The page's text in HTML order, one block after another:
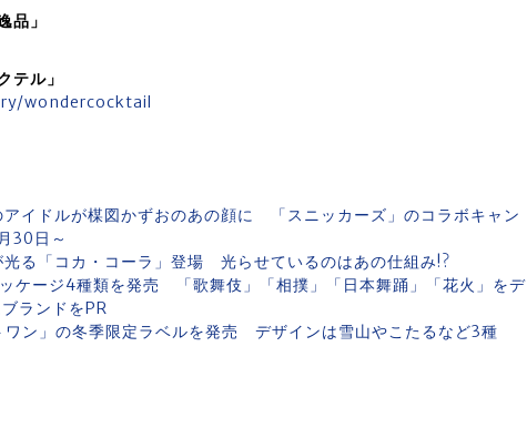
品」
テル」
wondercocktail
アイドルが楳図かずおのあの顔に 「スニッカーズ」のコラボキャン
30日～
光る「コカ・コーラ」登場 光らせているのはあの仕組み!?
ッケージ4種類を発売 「歌舞伎」「相撲」「日本舞踊」「花火」をデ
ランドをPR
ン」の冬季限定ラベルを発売 デザインは雪山やこたるなど3種